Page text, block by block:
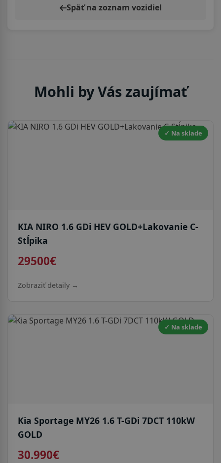
Späť na zoznam vozidiel
Mohli by Vás zaujímať
✓ Na sklade
KIA NIRO 1.6 GDi HEV GOLD+Lakovanie C-
Stĺpika
29500€
Zobraziť detaily →
✓ Na sklade
Kia Sportage MY26 1.6 T-GDi 7DCT 110kW
GOLD
30.990€